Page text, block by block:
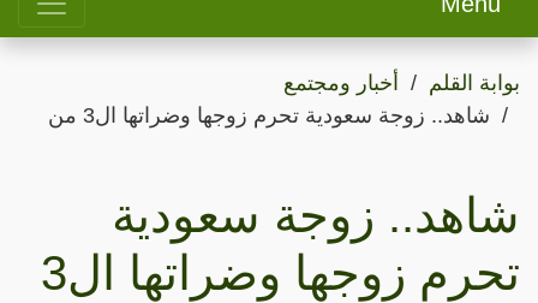
بوابة القلم
أخبار ومجتمع
شاهد.. زوجة سعودية تحرم زوجها وضراتها ال3 من
شاهد.. زوجة سعودية
تحرم زوجها وضراتها ال3